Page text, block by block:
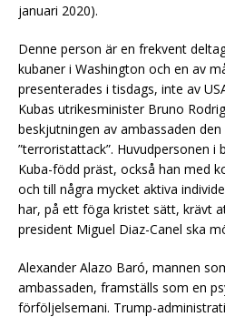
januari 2020).
Denne person är en frekvent
kubaner i Washington och en av
presenterades i tisdags, inte av
Kubas utrikesminister Bruno
beskjutningen av ambassaden
”terroristattack”. Huvudpersonen i
Kuba-född präst, också han med
och till några mycket aktiva
har, på ett föga kristet sätt, krävt
president Miguel Diaz-Canel ska
Alexander Alazo Baró, mannen
ambassaden, framställs som en
förföljelsemani. Trump-